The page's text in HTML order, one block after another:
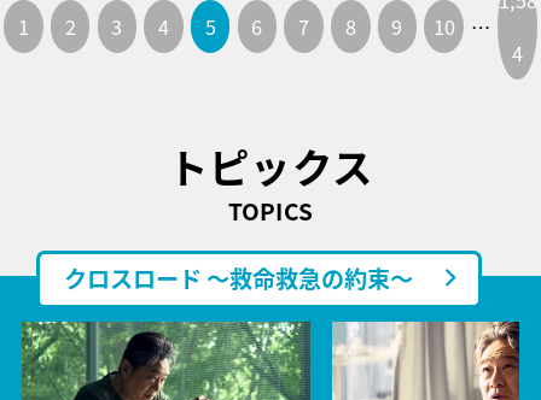
1 2 3 4 5 6 7 8 9 10 …
4
トピックス
TOPICS
クロスロード ～救命救急の約束～